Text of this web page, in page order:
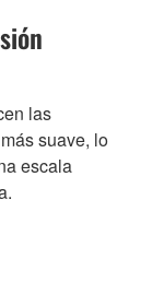
las
suave, lo
escala